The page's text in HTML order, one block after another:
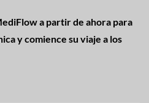
a partir de ahora para
y comience su viaje a los